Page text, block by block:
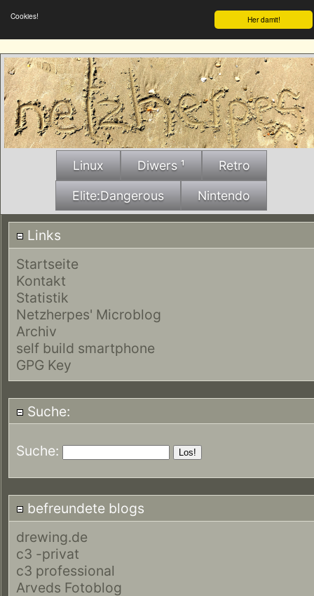
Her damit!
Cookies!
Linux Diwers ¹ Retro
Elite:Dangerous Nintendo
Links
Startseite
Kontakt
Statistik
Netzherpes' Microblog
Archiv
self build smartphone
GPG Key
Suche:
Suche:
befreundete blogs
drewing.de
c3 -privat
c3 professional
Arveds Fotoblog